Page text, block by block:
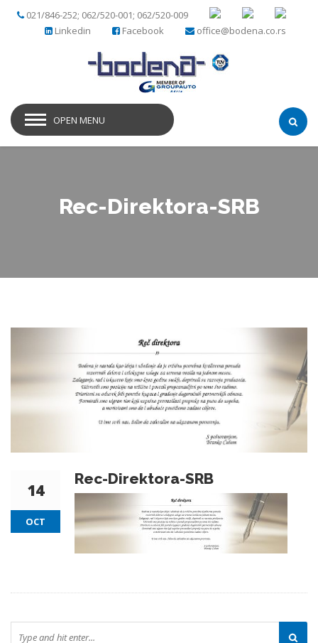
021/846-252; 062/520-001; 062/520-009
office@bodena.co.rs
Facebook
Linkedin
OPEN MENU
Rec-Direktora-SRB
14
OCT
Rec-Direktora-SRB